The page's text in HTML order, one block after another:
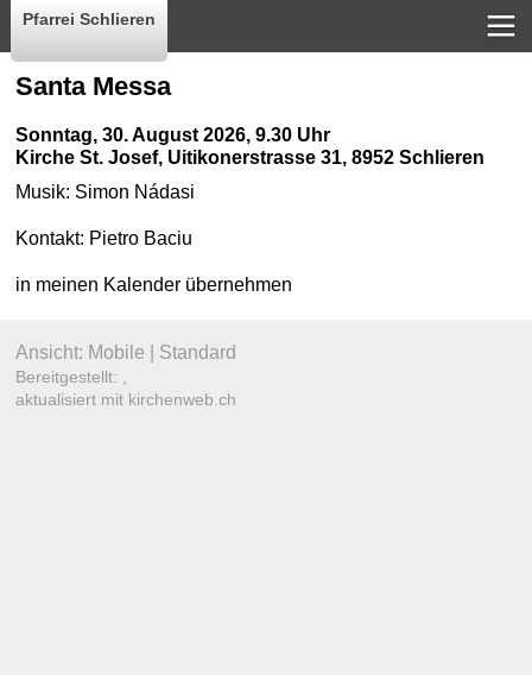
Pfarrei Schlieren
Santa Messa
Sonntag, 30. August 2026, 9.30 Uhr
Kirche St. Josef, Uitikonerstrasse 31, 8952 Schlieren
Musik: Simon Nádasi
Kontakt: Pietro Baciu
in meinen Kalender übernehmen
Ansicht: Mobile Standard
Bereitgestellt: ,
aktualisiert mit kirchenweb.ch